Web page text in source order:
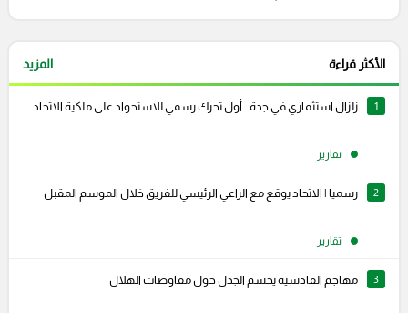
الأكثر قراءة المزيد
1 زلزال استثماري في جدة.. أول تحرك رسمي للاستحواذ على ملكية الاتحاد
تقارير
2 رسميا | الاتحاد يوقع مع الراعي الرئيسي للفريق خلال الموسم المقبل
تقارير
3 مهاجم القادسية يحسم الجدل حول مفاوضات الهلال